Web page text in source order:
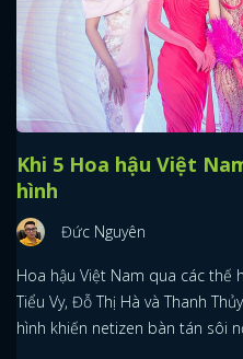
Khi 5 Hoa hậu Việt
hình
Đức Nguyên
Hoa hậu Việt Nam qua các thế
Tiểu Vy, Đỗ Thị Hà và Thanh
hình khiến netizen bàn tán sôi